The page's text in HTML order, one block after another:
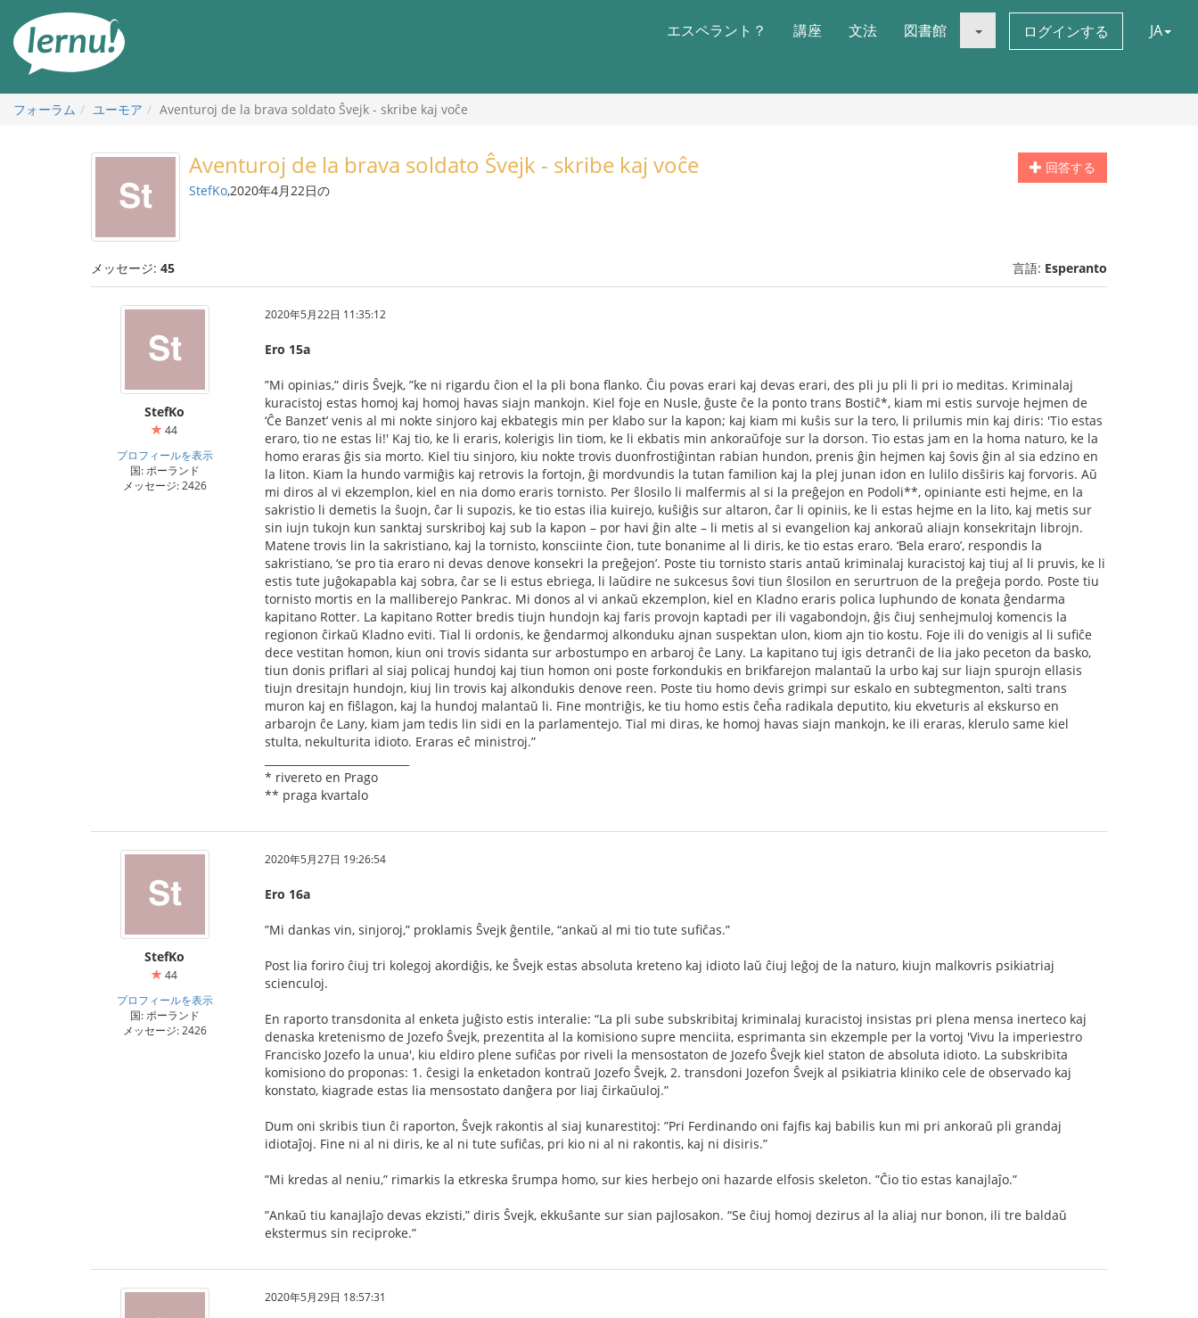
エスペラント？ 講座 文法 図書館 ログインする JA
フォーラム ユーモア Aventuroj de la brava soldato Ŝvejk - skribe kaj voĉe
回答する
Aventuroj de la brava soldato Ŝvejk - skribe kaj voĉe
StefKo,2020年4月22日の
メッセージ: 45 言語: Esperanto
StefKo
44
プロフィールを表示
国: ポーランド
メッセージ: 2426
2020年5月22日 11:35:12
Ero 15a
”Mi opinias,” diris Ŝvejk, ”ke ni rigardu ĉion el la pli bona ﬂanko. Ĉiu povas erari kaj devas erari, des pli ju pli li pri io meditas. Kriminalaj
kuracistoj estas homoj kaj homoj havas siajn mankojn. Kiel foje en Nusle, ĝuste ĉe la ponto trans Bostiĉ*, kiam mi estis survoje hejmen de
‘Ĉe Banzet’ venis al mi nokte sinjoro kaj ekbategis min per klabo sur la kapon; kaj kiam mi kuŝis sur la tero, li prilumis min kaj diris: 'Tio estas
eraro, tio ne estas li!' Kaj tio, ke li eraris, kolerigis lin tiom, ke li ekbatis min ankoraŭfoje sur la dorson. Tio estas jam en la homa naturo, ke la
homo eraras ĝis sia morto. Kiel tiu sinjoro, kiu nokte trovis duonfrostiĝintan rabian hundon, prenis ĝin hejmen kaj ŝovis ĝin al sia edzino en
la liton. Kiam la hundo varmiĝis kaj retrovis la fortojn, ĝi mordvundis la tutan familion kaj la plej junan idon en lulilo disŝiris kaj forvoris. Aŭ
mi diros al vi ekzemplon, kiel en nia domo eraris tornisto. Per ŝlosilo li malfermis al si la preĝejon en Podoli**, opiniante esti hejme, en la
sakristio li demetis la ŝuojn, ĉar li supozis, ke tio estas ilia kuirejo, kuŝiĝis sur altaron, ĉar li opiniis, ke li estas hejme en la lito, kaj metis sur
sin iujn tukojn kun sanktaj surskriboj kaj sub la kapon – por havi ĝin alte – li metis al si evangelion kaj ankoraŭ aliajn konsekritajn librojn.
Matene trovis lin la sakristiano, kaj la tornisto, konsciinte ĉion, tute bonanime al li diris, ke tio estas eraro. ‘Bela eraro’, respondis la
sakristiano, ‘se pro tia eraro ni devas denove konsekri la preĝejon’. Poste tiu tornisto staris antaŭ kriminalaj kuracistoj kaj tiuj al li pruvis, ke li
estis tute juĝokapabla kaj sobra, ĉar se li estus ebriega, li laŭdire ne sukcesus ŝovi tiun ŝlosilon en serurtruon de la preĝeja pordo. Poste tiu
tornisto mortis en la malliberejo Pankrac. Mi donos al vi ankaŭ ekzemplon, kiel en Kladno eraris polica luphundo de konata ĝendarma
kapitano Rotter. La kapitano Rotter bredis tiujn hundojn kaj faris provojn kaptadi per ili vagabondojn, ĝis ĉiuj senhejmuloj komencis la
regionon ĉirkaŭ Kladno eviti. Tial li ordonis, ke ĝendarmoj alkonduku ajnan suspektan ulon, kiom ajn tio kostu. Foje ili do venigis al li suﬁĉe
dece vestitan homon, kiun oni trovis sidanta sur arbostumpo en arbaroj ĉe Lany. La kapitano tuj igis detranĉi de lia jako peceton da basko,
tiun donis priﬂari al siaj policaj hundoj kaj tiun homon oni poste forkondukis en brikfarejon malantaŭ la urbo kaj sur liajn spurojn ellasis
tiujn dresitajn hundojn, kiuj lin trovis kaj alkondukis denove reen. Poste tiu homo devis grimpi sur eskalo en subtegmenton, salti trans
muron kaj en ﬁŝlagon, kaj la hundoj malantaŭ li. Fine montriĝis, ke tiu homo estis ĉeĥa radikala deputito, kiu ekveturis al ekskurso en
arbarojn ĉe Lany, kiam jam tedis lin sidi en la parlamentejo. Tial mi diras, ke homoj havas siajn mankojn, ke ili eraras, klerulo same kiel
stulta, nekulturita idioto. Eraras eĉ ministroj.”
* rivereto en Prago
** praga kvartalo
StefKo
44
プロフィールを表示
国: ポーランド
メッセージ: 2426
2020年5月27日 19:26:54
Ero 16a
”Mi dankas vin, sinjoroj,” proklamis Ŝvejk ĝentile, “ankaŭ al mi tio tute suﬁĉas.”
Post lia foriro ĉiuj tri kolegoj akordiĝis, ke Ŝvejk estas absoluta kreteno kaj idioto laŭ ĉiuj leĝoj de la naturo, kiujn malkovris psikiatriaj
scienculoj.
En raporto transdonita al enketa juĝisto estis interalie: “La pli sube subskribitaj kriminalaj kuracistoj insistas pri plena mensa inerteco kaj
denaska kretenismo de Jozefo Ŝvejk, prezentita al la komisiono supre menciita, esprimanta sin ekzemple per la vortoj 'Vivu la imperiestro
Francisko Jozefo la unua', kiu eldiro plene suﬁĉas por riveli la mensostaton de Jozefo Ŝvejk kiel staton de absoluta idioto. La subskribita
komisiono do proponas: 1. ĉesigi la enketadon kontraŭ Jozefo Ŝvejk, 2. transdoni Jozefon Ŝvejk al psikiatria kliniko cele de observado kaj
konstato, kiagrade estas lia mensostato danĝera por liaj ĉirkaŭuloj.”
Dum oni skribis tiun ĉi raporton, Ŝvejk rakontis al siaj kunarestitoj: ”Pri Ferdinando oni fajﬁs kaj babilis kun mi pri ankoraŭ pli grandaj
idiotaĵoj. Fine ni al ni diris, ke al ni tute suﬁĉas, pri kio ni al ni rakontis, kaj ni disiris.”
”Mi kredas al neniu,” rimarkis la etkreska ŝrumpa homo, sur kies herbejo oni hazarde elfosis skeleton. ”Ĉio tio estas kanajlaĵo.”
”Ankaŭ tiu kanajlaĵo devas ekzisti,” diris Ŝvejk, ekkuŝante sur sian pajlosakon. “Se ĉiuj homoj dezirus al la aliaj nur bonon, ili tre baldaŭ
ekstermus sin reciproke.”
2020年5月29日 18:57:31